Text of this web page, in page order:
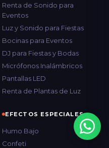
Renta de Sonido para
Eventos
Luz y Sonido para Fiestas
Bocinas para Eventos
DJ para Fiestas y Bodas
Micrófonos Inalámbricos
Pantallas LED
Renta de Plantas de Luz
EFECTOS ESPECIALES
Humo Bajo
Confeti